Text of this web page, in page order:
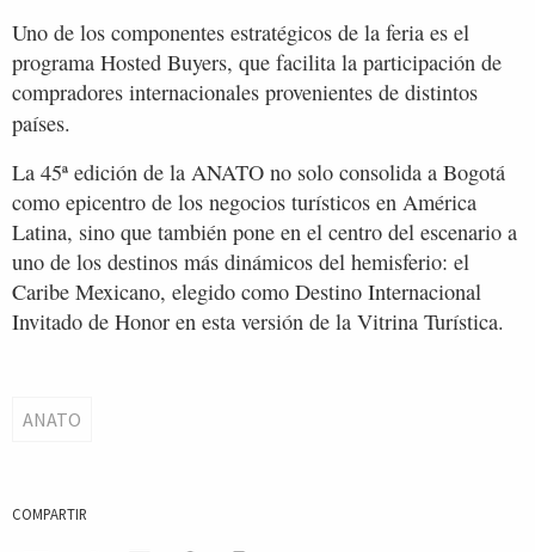
Uno de los componentes estratégicos de la feria es el
programa Hosted Buyers, que facilita la participación de
compradores internacionales provenientes de distintos
países.
La 45ª edición de la ANATO no solo consolida a Bogotá
como epicentro de los negocios turísticos en América
Latina, sino que también pone en el centro del escenario a
uno de los destinos más dinámicos del hemisferio: el
Caribe Mexicano, elegido como Destino Internacional
Invitado de Honor en esta versión de la Vitrina Turística.
ANATO
COMPARTIR